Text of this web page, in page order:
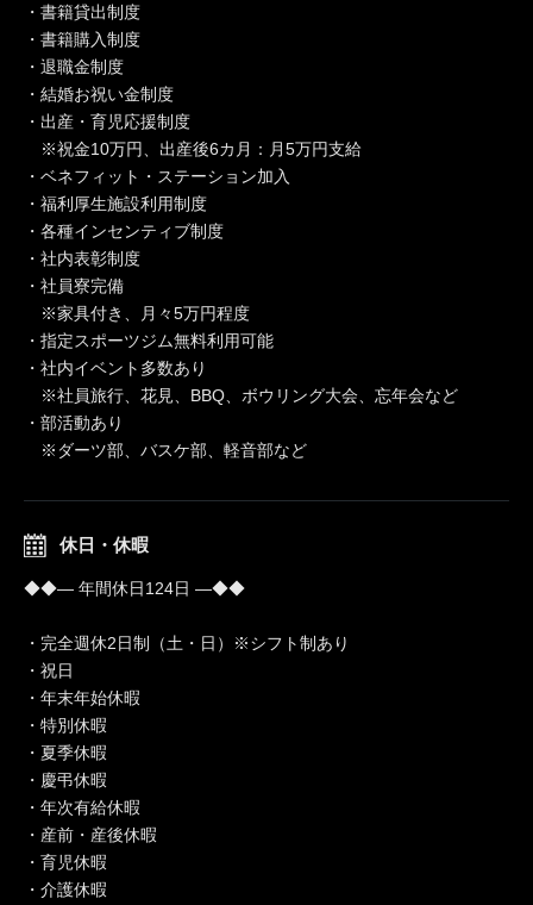
・書籍貸出制度
・書籍購入制度
・退職金制度
・結婚お祝い金制度
・出産・育児応援制度
※祝金10万円、出産後6カ月：月5万円支給
・ベネフィット・ステーション加入
・福利厚生施設利用制度
・各種インセンティブ制度
・社内表彰制度
・社員寮完備
※家具付き、月々5万円程度
・指定スポーツジム無料利用可能
・社内イベント多数あり
※社員旅行、花見、BBQ、ボウリング大会、忘年会など
・部活動あり
※ダーツ部、バスケ部、軽音部など
休日・休暇
◆◆― 年間休日124日 ―◆◆
・完全週休2日制（土・日）※シフト制あり
・祝日
・年末年始休暇
・特別休暇
・夏季休暇
・慶弔休暇
・年次有給休暇
・産前・産後休暇
・育児休暇
・介護休暇